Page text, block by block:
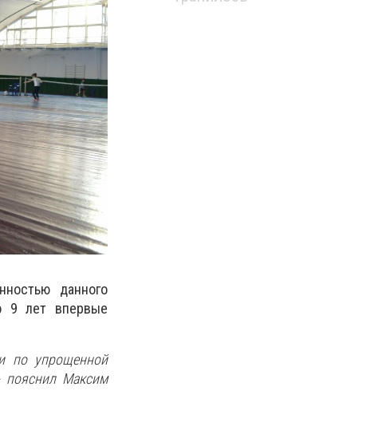
данного
9 лет впервые
по упрощенной
пояснил Максим